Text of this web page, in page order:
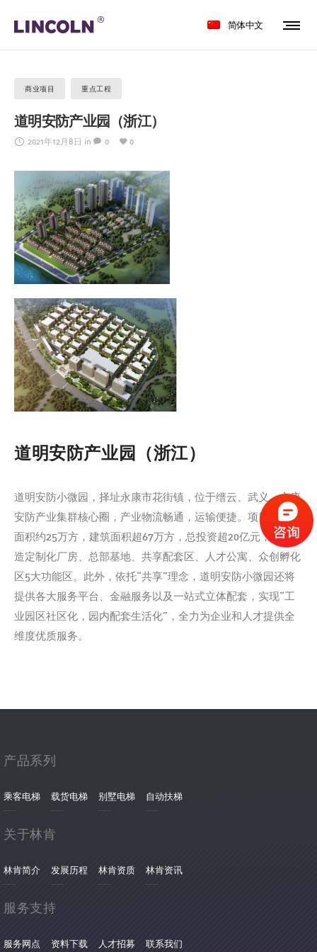
简体中文
商业项目 重点工程
道明安防产业园（浙江）
2021年12月8日 in 0 0
道明安防产业园（浙江）
道明安防小微园，择址永康市花街镇，位于缙云、武义、永康
安防产业集群核心圈，产业物流畅通，运输便捷。项目总占地
面积约25万方，建筑面积超67万方，总投资超20亿元，规划打
造定制化厂房、总部基地、共享配套区、人才公寓、众创孵化
区5大功能区。此外，依托“共享”理念，道明安防小微园还将
提供各大服务平台、金融服务以及一站式立体配套，实现“工
业园区社区化，园内配套生活化”，全力为企业和人才提供全
维度优质服务。
产品系列
乘客电梯 载货电梯 别墅电梯 自动扶梯
关于林肯
林肯简介 发展历程 林肯资质 林肯资讯
服务支持
服务网点 资料下载 人才招募 联系我们